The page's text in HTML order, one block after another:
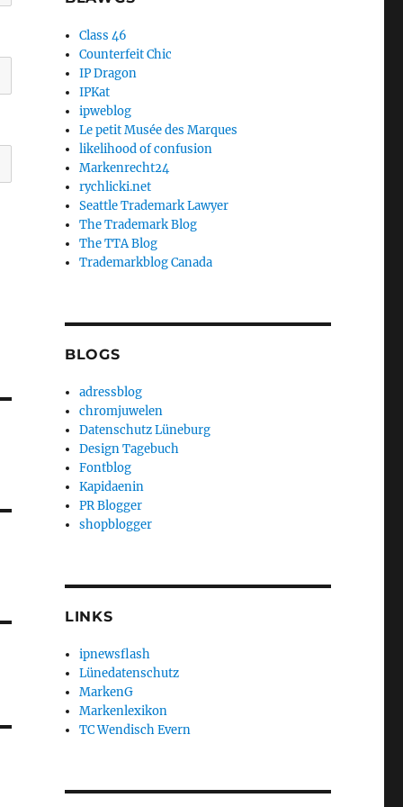
Class 46
Counterfeit Chic
IP Dragon
IPKat
ipweblog
Le petit Musée des Marques
likelihood of confusion
Markenrecht24
rychlicki.net
Seattle Trademark Lawyer
The Trademark Blog
The TTA Blog
Trademarkblog Canada
BLOGS
adressblog
chromjuwelen
Datenschutz Lüneburg
Design Tagebuch
Fontblog
Kapidaenin
PR Blogger
shopblogger
LINKS
ipnewsflash
Lünedatenschutz
MarkenG
Markenlexikon
TC Wendisch Evern